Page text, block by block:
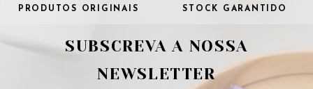
PRODUTOS ORIGINAIS STOCK GARANTIDO
SUBSCREVA A NOSSA
NEWSLETTER